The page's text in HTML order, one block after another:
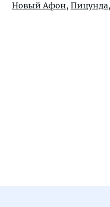
Новый Афон, Пицунда,